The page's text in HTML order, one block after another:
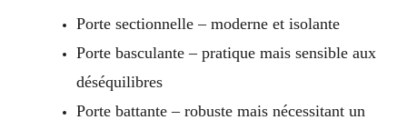
Porte sectionnelle – moderne et isolante
Porte basculante – pratique mais sensible aux
déséquilibres
Porte battante – robuste mais nécessitant un